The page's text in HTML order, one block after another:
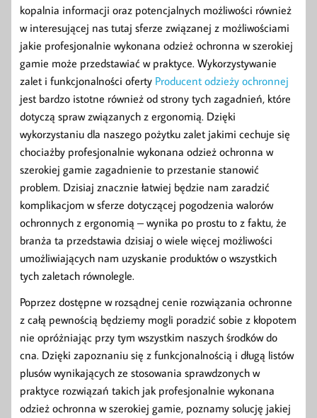
kopalnia informacji oraz potencjalnych możliwości również
w interesującej nas tutaj sferze związanej z możliwościami
jakie profesjonalnie wykonana odzież ochronna w szerokiej
gamie może przedstawiać w praktyce. Wykorzystywanie
zalet i funkcjonalności oferty Producent odzieży ochronnej
jest bardzo istotne również od strony tych zagadnień, które
dotyczą spraw związanych z ergonomią. Dzięki
wykorzystaniu dla naszego pożytku zalet jakimi cechuje się
chociażby profesjonalnie wykonana odzież ochronna w
szerokiej gamie zagadnienie to przestanie stanowić
problem. Dzisiaj znacznie łatwiej będzie nam zaradzić
komplikacjom w sferze dotyczącej pogodzenia walorów
ochronnych z ergonomią – wynika po prostu to z faktu, że
branża ta przedstawia dzisiaj o wiele więcej możliwości
umożliwiających nam uzyskanie produktów o wszystkich
tych zaletach równolegle.
Poprzez dostępne w rozsądnej cenie rozwiązania ochronne
z całą pewnością będziemy mogli poradzić sobie z kłopotem
nie opróżniając przy tym wszystkim naszych środków do
cna. Dzięki zapoznaniu się z funkcjonalnością i długą listów
plusów wynikających ze stosowania sprawdzonych w
praktyce rozwiązań takich jak profesjonalnie wykonana
odzież ochronna w szerokiej gamie, poznamy solucję jakiej